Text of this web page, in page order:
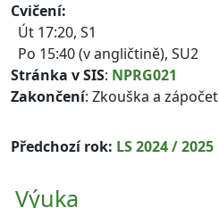
Cvičení:
Út 17:20, S1
Po 15:40 (v angličtině), SU2
Stránka v SIS: NPRG021
Zakončení: Zkouška a zápočet
Předchozí rok: LS 2024 / 2025
Výuka